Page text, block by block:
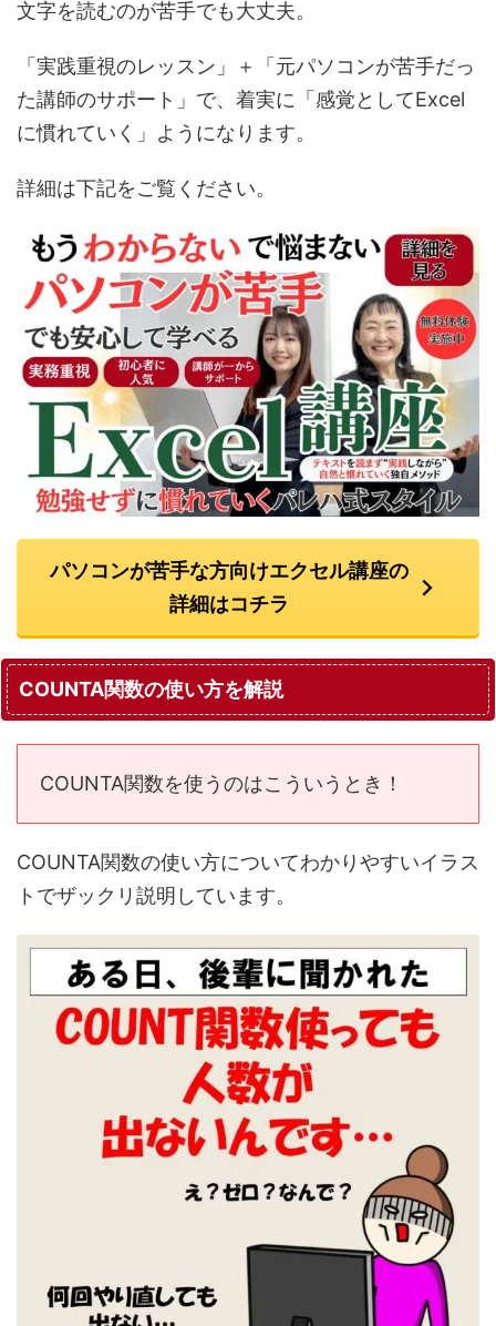
文字を読むのが苦手でも大丈夫。
「実践重視のレッスン」＋「元パソコンが苦手だっ
た講師のサポート」で、着実に「感覚としてExcel
に慣れていく」ようになります。
詳細は下記をご覧ください。
パソコンが苦手な方向けエクセル講座の
詳細はコチラ
COUNTA関数の使い方を解説
COUNTA関数を使うのはこういうとき！
COUNTA関数の使い方についてわかりやすいイラス
トでザックリ説明しています。